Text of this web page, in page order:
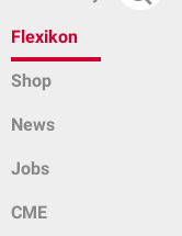
Flexikon
Shop
News
Jobs
CME